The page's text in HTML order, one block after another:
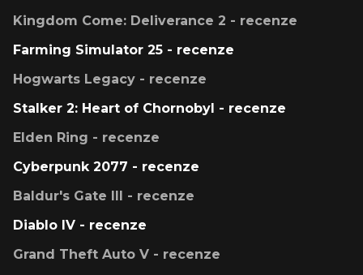
Kingdom Come: Deliverance 2 - recenze
Farming Simulator 25 - recenze
Hogwarts Legacy - recenze
Stalker 2: Heart of Chornobyl - recenze
Elden Ring - recenze
Cyberpunk 2077 - recenze
Baldur's Gate III - recenze
Diablo IV - recenze
Grand Theft Auto V - recenze